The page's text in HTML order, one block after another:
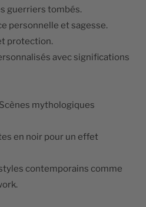
guerriers tombés.
personnelle et sagesse.
protection.
avec significations
mythologiques
en noir pour un effet
contemporains comme